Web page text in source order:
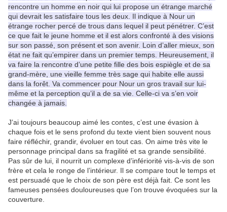
rencontre un homme en noir qui lui propose un étrange marché
qui devrait les satisfaire tous les deux. Il indique à Nour un
étrange rocher percé de trous dans lequel il peut pénétrer. C’est
ce que fait le jeune homme et il est alors confronté à des visions
sur son passé, son présent et son avenir. Loin d’aller mieux, son
état ne fait qu’empirer dans un premier temps. Heureusement, il
va faire la rencontre d’une petite fille des bois espiègle et de sa
grand-mère, une vieille femme très sage qui habite elle aussi
dans la forêt. Va commencer pour Nour un gros travail sur lui-
même et la perception qu’il a de sa vie. Celle-ci va s’en voir
changée à jamais.
J’ai toujours beaucoup aimé les contes, c’est une évasion à
chaque fois et le sens profond du texte vient bien souvent nous
faire réfléchir, grandir, évoluer en tout cas. On aime très vite le
personnage principal dans sa fragilité et sa grande sensibilité.
Pas sûr de lui, il nourrit un complexe d’infériorité vis-à-vis de son
frère et cela le ronge de l’intérieur. Il se compare tout le temps et
est persuadé que le choix de son père est déjà fait. Ce sont les
fameuses pensées douloureuses que l’on trouve évoquées sur la
couverture.